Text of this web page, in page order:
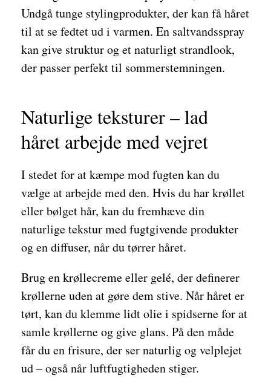
Undgå tunge stylingprodukter, der kan få håret
til at se fedtet ud i varmen. En saltvandsspray
kan give struktur og et naturligt strandlook,
der passer perfekt til sommerstemningen.
Naturlige teksturer – lad
håret arbejde med vejret
I stedet for at kæmpe mod fugten kan du
vælge at arbejde med den. Hvis du har krøllet
eller bølget hår, kan du fremhæve din
naturlige tekstur med fugtgivende produkter
og en diffuser, når du tørrer håret.
Brug en krøllecreme eller gelé, der definerer
krøllerne uden at gøre dem stive. Når håret er
tørt, kan du klemme lidt olie i spidserne for at
samle krøllerne og give glans. På den måde
får du en frisure, der ser naturlig og velplejet
ud – også når luftfugtigheden stiger.